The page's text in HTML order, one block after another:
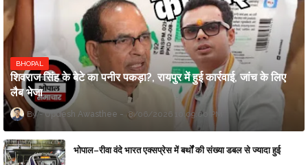
BHOPAL
शिवराज सिंह के बेटे का पनीर पकड़ा?, रायपुर में हुई कार्रवाई, जांच के लिए
लैब भेजा
Updesh Awasthee 8/06/2026 10:09:00 PM
भोपाल–रीवा वंदे भारत एक्सप्रेस में बर्थों की संख्या डबल से ज्यादा हुई